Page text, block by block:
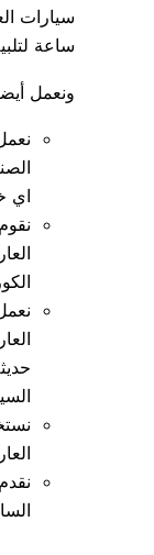
ساعة
ونعمل
اي